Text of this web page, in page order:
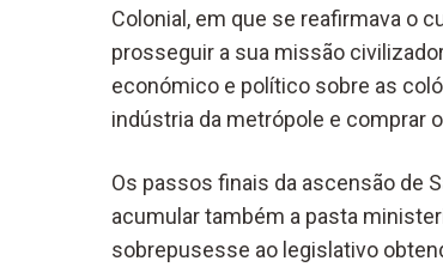
Colonial, em que se reafirmava o
prosseguir a sua missão
económico e político sobre as
indústria da metrópole e comprar
Os passos finais da ascensão de
acumular também a pasta
sobrepusesse ao legislativo